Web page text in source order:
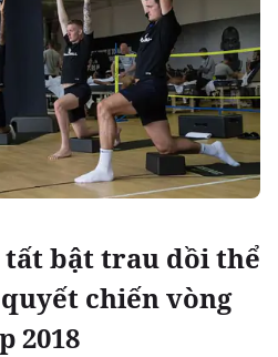
bật trau dồi thể
chiến vòng
2018